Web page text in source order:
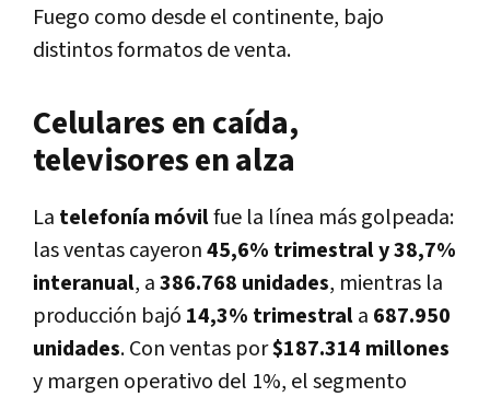
Fuego como desde el continente, bajo
distintos formatos de venta.
Celulares en caída,
televisores en alza
La telefonía móvilfue la línea más golpeada:
las ventas cayeron45,6% trimestral y 38,7%
interanual, a386.768 unidades, mientras la
producción bajó 14,3% trimestrala 687.950
unidades. Con ventas por$187.314 millones
y margen operativo del 1%, el segmento